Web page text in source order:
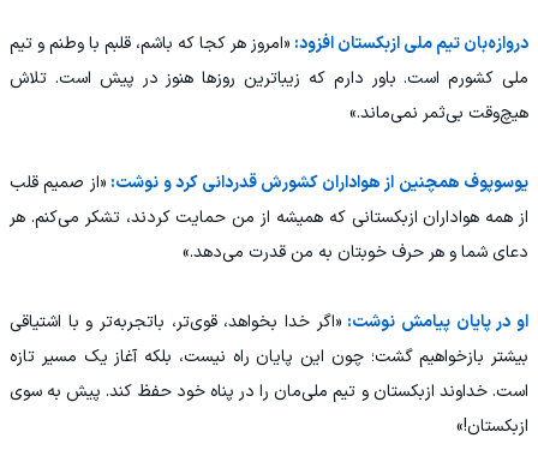
دروازه‌بان تیم ملی ازبکستان افزود: «امروز هر کجا که باشم، قلبم با وطنم و تیم
ملی کشورم است. باور دارم که زیباترین روزها هنوز در پیش است. تلاش
هیچ‌وقت بی‌ثمر نمی‌ماند.»
یوسوپوف همچنین از هواداران کشورش قدردانی کرد و نوشت: «از صمیم قلب
از همه هواداران ازبکستانی که همیشه از من حمایت کردند، تشکر می‌کنم. هر
دعای شما و هر حرف خوبتان به من قدرت می‌دهد.»
او در پایان پیامش نوشت: «اگر خدا بخواهد، قوی‌تر، باتجربه‌تر و با اشتیاقی
بیشتر بازخواهیم گشت؛ چون این پایان راه نیست، بلکه آغاز یک مسیر تازه
است. خداوند ازبکستان و تیم ملی‌مان را در پناه خود حفظ کند. پیش به سوی
ازبکستان!»